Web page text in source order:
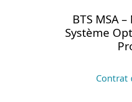
BTS MSA
Système
Contrat